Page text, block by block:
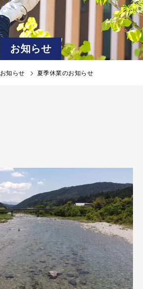
お知らせ
お知らせ 夏季休業のお知らせ